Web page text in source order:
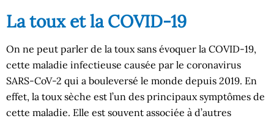
La toux et la COVID-19
On ne peut parler de la toux sans évoquer la COVID-19,
cette maladie infectieuse causée par le coronavirus
SARS-CoV-2 qui a bouleversé le monde depuis 2019. En
effet, la toux sèche est l’un des principaux symptômes de
cette maladie. Elle est souvent associée à d’autres